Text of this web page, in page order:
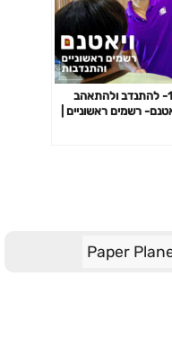
180- להתנדב ולהתאהב
רשמים ראשוניים |